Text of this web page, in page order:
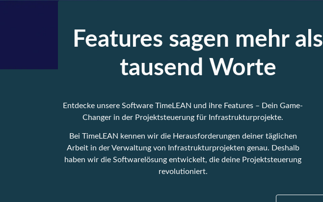
Features sagen mehr als
tausend Worte​
Entdecke unsere Software TimeLEAN und ihre Features – Dein Game-
Changer in der Projektsteuerung für Infrastrukturprojekte.
Bei TimeLEAN kennen wir die Herausforderungen deiner täglichen
Arbeit in der Verwaltung von Infrastrukturprojekten genau. Deshalb
haben wir die Softwarelösung entwickelt, die deine Projektsteuerung
revolutioniert.